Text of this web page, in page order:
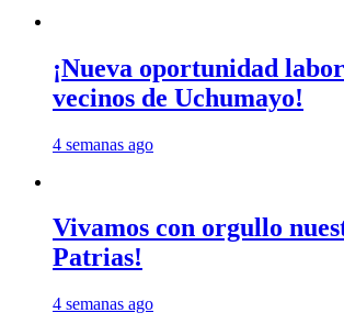
¡Nueva oportunidad
vecinos de Uchumayo!
4 semanas ago
Vivamos con orgullo
Patrias!
4 semanas ago